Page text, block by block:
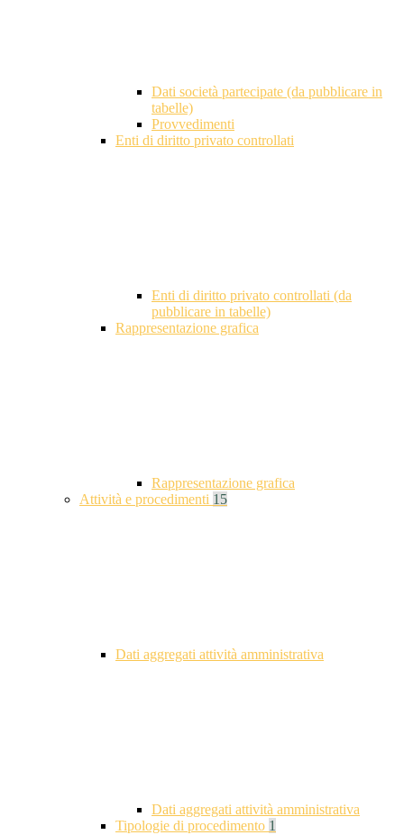
Dati società partecipate (da pubblicare in
tabelle)
Provvedimenti
Enti di diritto privato controllati
Enti di diritto privato controllati (da
pubblicare in tabelle)
Rappresentazione grafica
Rappresentazione grafica
Attività e procedimenti 15
Dati aggregati attività amministrativa
Dati aggregati attività amministrativa
Tipologie di procedimento 1